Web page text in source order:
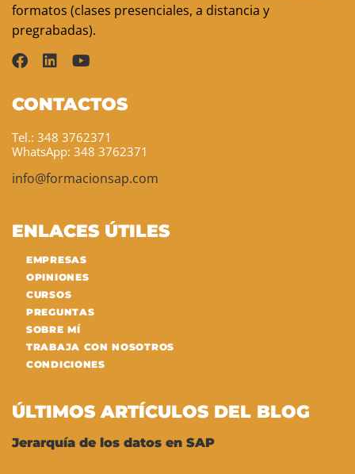
formatos (clases presenciales, a distancia y
pregrabadas).
CONTACTOS
Tel.: 348 3762371
WhatsApp: 348 3762371
info@formacionsap.com
ENLACES ÚTILES
EMPRESAS
OPINIONES
CURSOS
PREGUNTAS
SOBRE MÍ
TRABAJA CON NOSOTROS
CONDICIONES
ÚLTIMOS ARTÍCULOS DEL BLOG
Jerarquía de los datos en SAP